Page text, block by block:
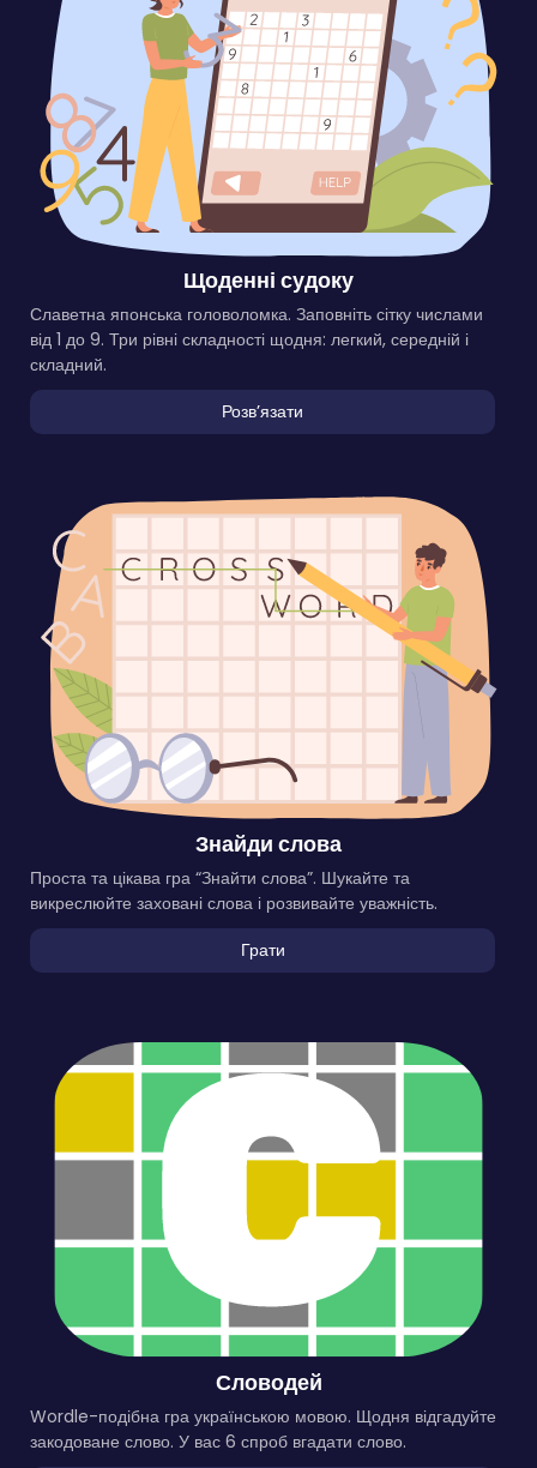
Щоденні судоку
Славетна японська головоломка. Заповніть сітку числами
від 1 до 9. Три рівні складності щодня: легкий, середній і
складний.
Розвʼязати
Знайди слова
Проста та цікава гра “Знайти слова”. Шукайте та
викреслюйте заховані слова і розвивайте уважність.
Грати
Словодей
Wordle-подібна гра українською мовою. Щодня відгадуйте
закодоване слово. У вас 6 спроб вгадати слово.